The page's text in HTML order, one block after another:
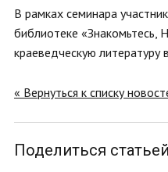
В рамках семинара
библиотеке «Знакомьтесь,
краеведческую литературу
« Вернуться к списку
Поделиться статьей